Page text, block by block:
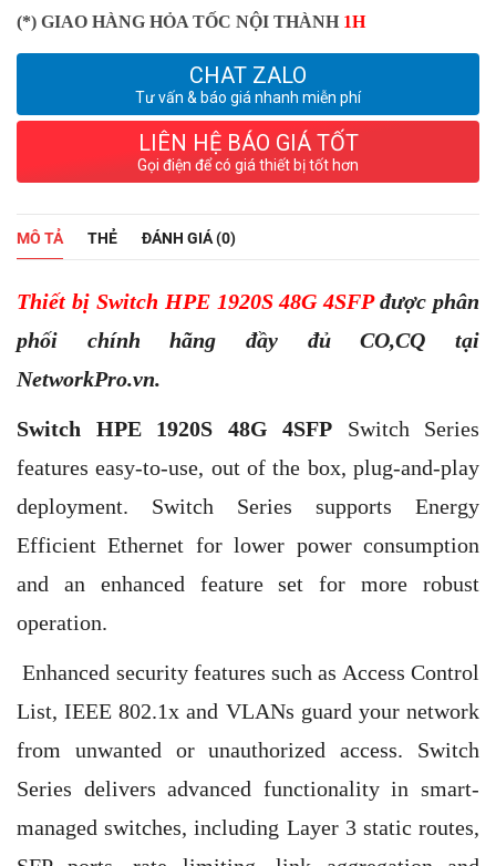
(*) GIAO HÀNG HỎA TỐC NỘI THÀNH 1H
CHAT ZALO
Tư vấn & báo giá nhanh miễn phí
LIÊN HỆ BÁO GIÁ TỐT
Gọi điện để có giá thiết bị tốt hơn
MÔ TẢ THẺ ĐÁNH GIÁ (0)
Thiết bị Switch HPE 1920S 48G 4SFPđược phân
phối chính hãng đầy đủ CO,CQ tại
NetworkPro.vn.
Switch HPE 1920S 48G 4SFP Switch Series
features easy-to-use, out of the box, plug-and-play
deployment. Switch Series supports Energy
Efficient Ethernet for lower power consumption
and an enhanced feature set for more robust
operation.
Enhanced security features such as Access Control
List, IEEE 802.1x and VLANs guard your network
from unwanted or unauthorized access. Switch
Series delivers advanced functionality in smart-
managed switches, including Layer 3 static routes,